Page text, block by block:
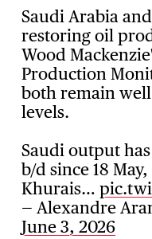
Saudi Arabia
restoring oil
Wood
Production
both remain
levels.
Saudi output
b/d since 18
Khurais…
— Alexandre
June 3, 2026